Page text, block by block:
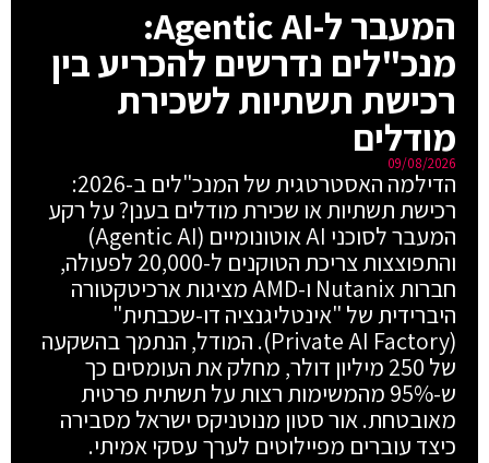
המעבר ל-Agentic AI:
מנכ"לים נדרשים להכריע בין
רכישת תשתיות לשכירת
מודלים
09/08/2026
הדילמה האסטרטגית של המנכ"לים ב-2026:
רכישת תשתיות או שכירת מודלים בענן? על רקע
המעבר לסוכני AI אוטונומיים (Agentic AI)
והתפוצצות צריכת הטוקנים ל-20,000 לפעולה,
חברות Nutanix ו-AMD מציגות ארכיטקטורה
היברידית של "אינטליגנציה דו-שכבתית"
(Private AI Factory). המודל, הנתמך בהשקעה
של 250 מיליון דולר, מחלק את העומסים כך
ש-95% מהמשימות רצות על תשתית פרטית
מאובטחת. אור סטון מנוטניקס ישראל מסבירה
כיצד עוברים מפיילוטים לערך עסקי אמיתי.